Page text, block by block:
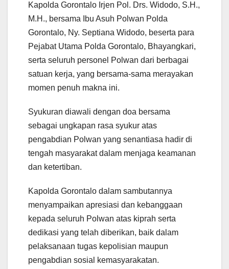
Kapolda Gorontalo Irjen Pol. Drs. Widodo, S.H.,
M.H., bersama Ibu Asuh Polwan Polda
Gorontalo, Ny. Septiana Widodo, beserta para
Pejabat Utama Polda Gorontalo, Bhayangkari,
serta seluruh personel Polwan dari berbagai
satuan kerja, yang bersama-sama merayakan
momen penuh makna ini.
Syukuran diawali dengan doa bersama
sebagai ungkapan rasa syukur atas
pengabdian Polwan yang senantiasa hadir di
tengah masyarakat dalam menjaga keamanan
dan ketertiban.
Kapolda Gorontalo dalam sambutannya
menyampaikan apresiasi dan kebanggaan
kepada seluruh Polwan atas kiprah serta
dedikasi yang telah diberikan, baik dalam
pelaksanaan tugas kepolisian maupun
pengabdian sosial kemasyarakatan.